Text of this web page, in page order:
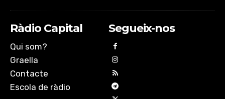
Ràdio Capital
Qui som?
Graella
Contacte
Escola de ràdio
Segueix-nos